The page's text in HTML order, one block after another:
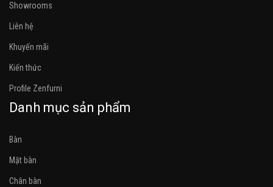
Showrooms
Liên hệ
Khuyến mãi
Kiến thức
Profile Zenfurni
Danh mục sản phẩm
Bàn
Mặt bàn
Chân bàn